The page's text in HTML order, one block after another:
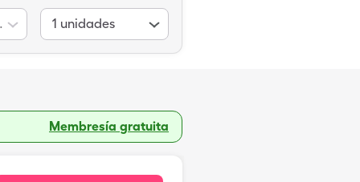
25mg-mcg 1 unidades
Membresía gratuita